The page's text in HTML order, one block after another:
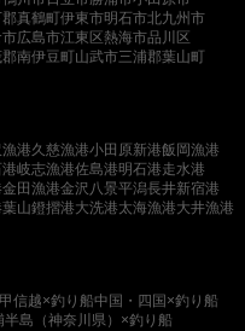
郡真鶴町伊東市明石市北九州市
広島市江東区熱海市品川区
郡南伊豆町山武市三浦郡葉山町
港久慈漁港小田原新港飯岡漁港
岐志漁港佐島港明石港走水港
金田漁港金沢八景平潟長井新宿港
葉山鐙摺港大洗港太海漁港大井漁港
信越×釣り船中国・四国×釣り船
半島（神奈川県）×釣り船